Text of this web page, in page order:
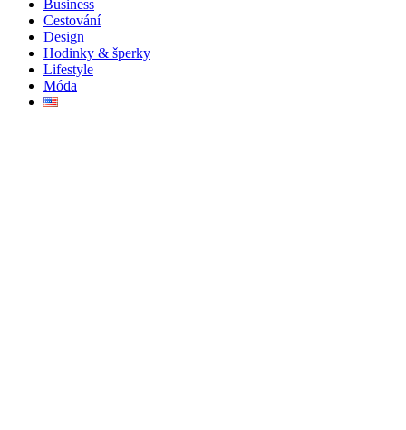
Business
Cestování
Design
Hodinky & šperky
Lifestyle
Móda